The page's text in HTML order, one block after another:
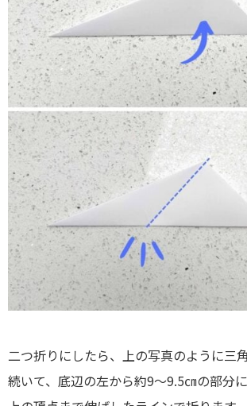
二つ折りにしたら、上の写真のように三
続いて、底辺の左から約9～9.5㎝の部分に